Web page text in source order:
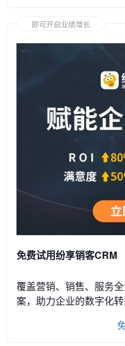
即可开启业绩增长
免费试用纷享销客CRM
覆盖营销、销售、服务
案，助力企业的数字化转